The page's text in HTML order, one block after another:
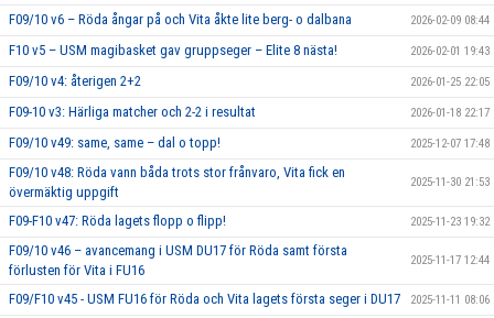
F09/10 v6 – Röda ångar på och Vita åkte lite berg- o dalbana 2026-02-09 08:44
F10 v5 – USM magibasket gav gruppseger – Elite 8 nästa! 2026-02-01 19:43
F09/10 v4: återigen 2+2 2026-01-25 22:05
F09-10 v3: Härliga matcher och 2-2 i resultat 2026-01-18 22:17
F09/10 v49: same, same – dal o topp! 2025-12-07 17:48
F09/10 v48: Röda vann båda trots stor frånvaro, Vita fick en
övermäktig uppgift
2025-11-30 21:53
F09-F10 v47: Röda lagets flopp o flipp! 2025-11-23 19:32
F09/10 v46 – avancemang i USM DU17 för Röda samt första
förlusten för Vita i FU16
2025-11-17 12:44
F09/F10 v45 - USM FU16 för Röda och Vita lagets första seger i DU17 2025-11-11 08:06